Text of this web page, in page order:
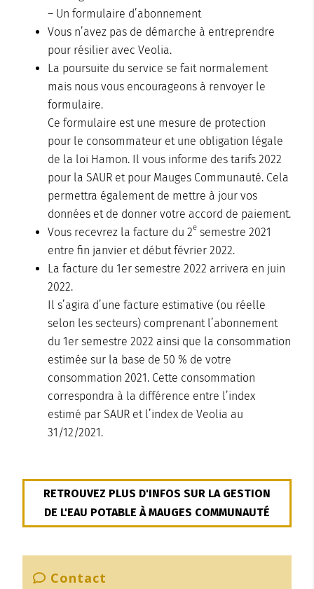
– Un formulaire d’abonnement
Vous n’avez pas de démarche à entreprendre
pour résilier avec Veolia.
La poursuite du service se fait normalement
mais nous vous encourageons à renvoyer le
formulaire.
Ce formulaire est une mesure de protection
pour le consommateur et une obligation légale
de la loi Hamon. Il vous informe des tarifs 2022
pour la SAUR et pour Mauges Communauté. Cela
permettra également de mettre à jour vos
données et de donner votre accord de paiement.
Vous recevrez la facture du 2e semestre 2021
entre fin janvier et début février 2022.
La facture du 1er semestre 2022 arrivera en juin
2022.
Il s’agira d’une facture estimative (ou réelle
selon les secteurs) comprenant l’abonnement
du 1er semestre 2022 ainsi que la consommation
estimée sur la base de 50 % de votre
consommation 2021. Cette consommation
correspondra à la différence entre l’index
estimé par SAUR et l’index de Veolia au
31/12/2021.
RETROUVEZ PLUS D'INFOS SUR LA GESTION
DE L'EAU POTABLE À MAUGES COMMUNAUTÉ
Contact